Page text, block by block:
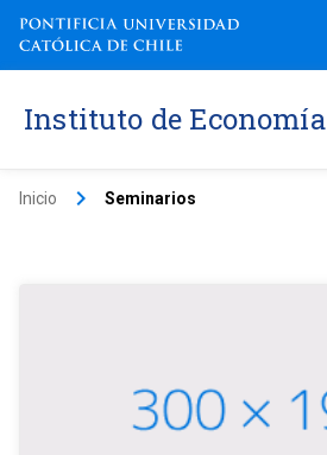
Instituto de Economía
Inicio keyboard_arrow_right Seminarios